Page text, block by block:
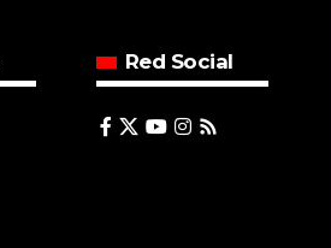
Red Social